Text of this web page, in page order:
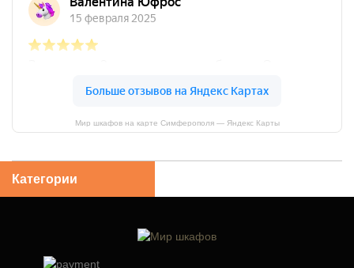
Категории
Мир шкафов на карте Симферополя — Яндекс Карты